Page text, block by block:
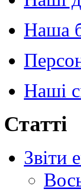
Наша
Наші
Статті
Звіти